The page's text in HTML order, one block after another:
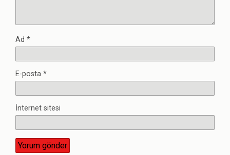
Ad *
E-posta *
İnternet sitesi